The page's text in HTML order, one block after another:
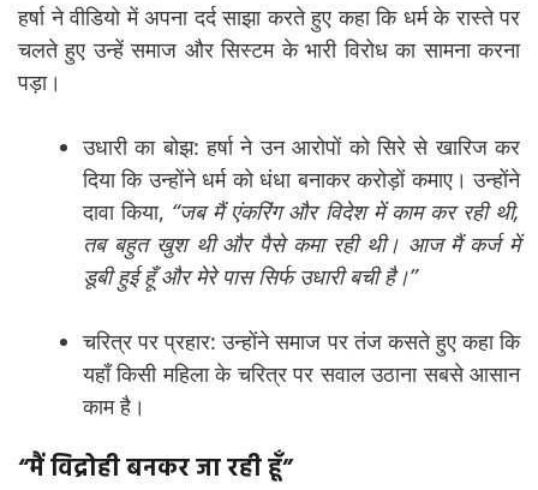
हर्षा ने वीडियो में अपना दर्द साझा करते हुए कहा कि धर्म के रास्ते पर
चलते हुए उन्हें समाज और सिस्टम के भारी विरोध का सामना करना
पड़ा।
उधारी का बोझ: हर्षा ने उन आरोपों को सिरे से खारिज कर
दिया कि उन्होंने धर्म को धंधा बनाकर करोड़ों कमाए। उन्होंने
दावा किया, “जब मैं एंकरिंग और विदेश में काम कर रही थी,
तब बहुत खुश थी और पैसे कमा रही थी। आज मैं कर्ज में
डूबी हुई हूँ और मेरे पास सिर्फ उधारी बची है।”
चरित्र पर प्रहार: उन्होंने समाज पर तंज कसते हुए कहा कि
यहाँ किसी महिला के चरित्र पर सवाल उठाना सबसे आसान
काम है।
“मैं विद्रोही बनकर जा रही हूँ”